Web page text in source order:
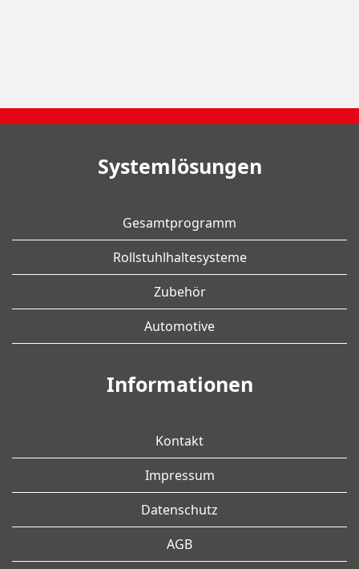
Systemlösungen
Gesamtprogramm
Rollstuhlhaltesysteme
Zubehör
Automotive
Informationen
Kontakt
Impressum
Datenschutz
AGB